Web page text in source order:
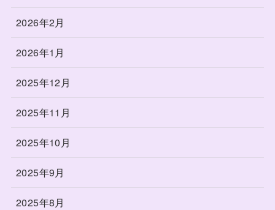
2026年2月
2026年1月
2025年12月
2025年11月
2025年10月
2025年9月
2025年8月